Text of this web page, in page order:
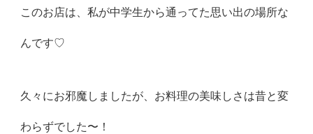
このお店は、私が中学生から通ってた思い出の場所な
んです♡
久々にお邪魔しましたが、お料理の美味しさは昔と変
わらずでした〜！